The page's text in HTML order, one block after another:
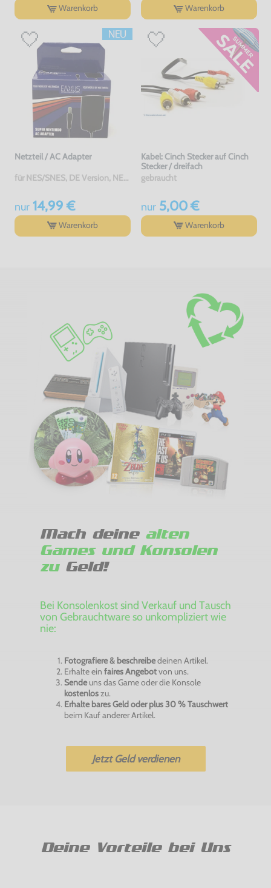
Warenkorb Warenkorb
Netzteil / AC Adapter
für NES/SNES, DE Version, NEU & OVP
nur14,99 €
Warenkorb
Kabel: Cinch Stecker auf Cinch
Stecker / dreifach
gebraucht
nur5,00 €
Warenkorb
Mach deine alten
Games und Konsolen
zuGeld!
Bei Konsolenkost sind Verkauf und Tausch
von Gebrauchtware so unkompliziert wie
nie:
Fotografiere & beschreibedeinen Artikel.
Erhalte ein faires Angebotvon uns.
Sendeuns das Game oder die Konsole
kostenloszu.
Erhalte bares Geld oder plus 30 % Tauschwert
beim Kauf anderer Artikel.
Jetzt Geld verdienen
Deine Vorteile bei Uns